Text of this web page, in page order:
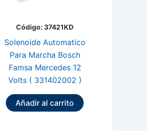
Código: 37421KD
Solenoide Automatico
Para Marcha Bosch
Famsa Mercedes 12
Volts ( 331402002 )
Añadir al carrito